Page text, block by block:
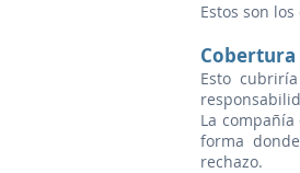
Estos son
Cobertura
Esto
La
forma
rechazo.